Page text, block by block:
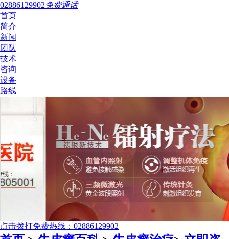
02886129902免费通话
首页
简介
新闻
团队
技术
咨询
设备
路线
点击拨打免费热线：02886129902